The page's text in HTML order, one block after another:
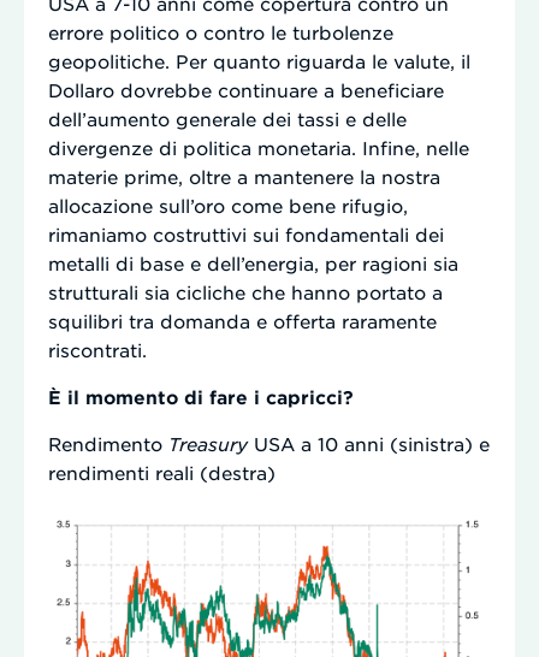
errore politico o contro le turbolenze
geopolitiche. Per quanto riguarda le valute, il
Dollaro dovrebbe continuare a beneficiare
dell’aumento generale dei tassi e delle
divergenze di politica monetaria. Infine, nelle
materie prime, oltre a mantenere la nostra
allocazione sull’oro come bene rifugio,
rimaniamo costruttivi sui fondamentali dei
metalli di base e dell’energia, per ragioni sia
strutturali sia cicliche che hanno portato a
squilibri tra domanda e offerta raramente
riscontrati.
È il momento di fare i capricci?
Rendimento Treasury USA a 10 anni (sinistra) e
rendimenti reali (destra)